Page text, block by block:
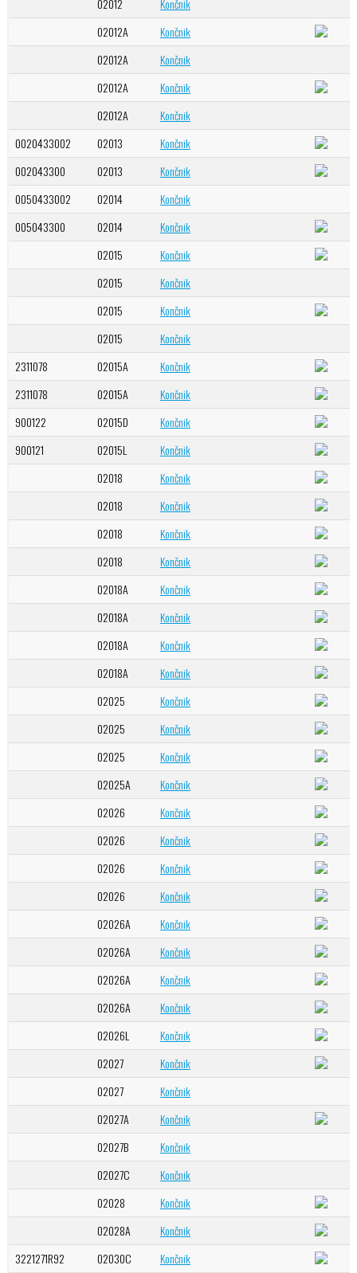
02012
Končnik
02012A
Končnik
02012A
Končnik
02012A
Končnik
02012A
Končnik
0020433002
02013
Končnik
002043300
02013
Končnik
0050433002
02014
Končnik
005043300
02014
Končnik
02015
Končnik
02015
Končnik
02015
Končnik
02015
Končnik
2311078
02015A
Končnik
2311078
02015A
Končnik
900122
02015D
Končnik
900121
02015L
Končnik
02018
Končnik
02018
Končnik
02018
Končnik
02018
Končnik
02018A
Končnik
02018A
Končnik
02018A
Končnik
02018A
Končnik
02025
Končnik
02025
Končnik
02025
Končnik
02025A
Končnik
02026
Končnik
02026
Končnik
02026
Končnik
02026
Končnik
02026A
Končnik
02026A
Končnik
02026A
Končnik
02026A
Končnik
02026L
Končnik
02027
Končnik
02027
Končnik
02027A
Končnik
02027B
Končnik
02027C
Končnik
02028
Končnik
02028A
Končnik
3221271R92
02030C
Končnik